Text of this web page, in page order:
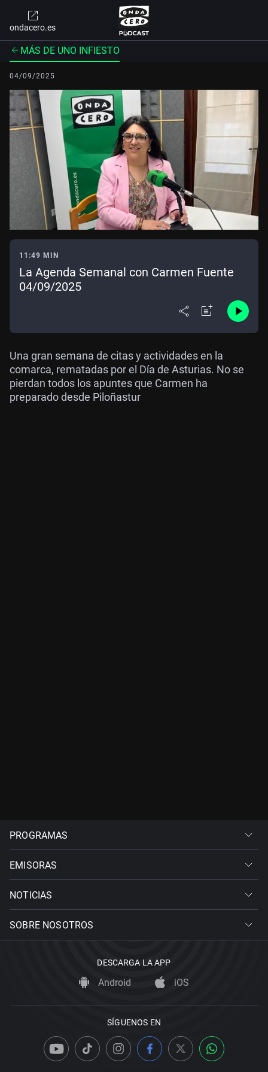
ondacero.es
MÁS DE UNO INFIESTO
04/09/2025
11:49 MIN
La Agenda Semanal con Carmen Fuente
04/09/2025
Una gran semana de citas y actividades en la
comarca, rematadas por el Día de Asturias. No se
pierdan todos los apuntes que Carmen ha
preparado desde Piloñastur
PROGRAMAS
EMISORAS
NOTICIAS
SOBRE NOSOTROS
DESCARGA LA APP
Android iOS
SÍGUENOS EN